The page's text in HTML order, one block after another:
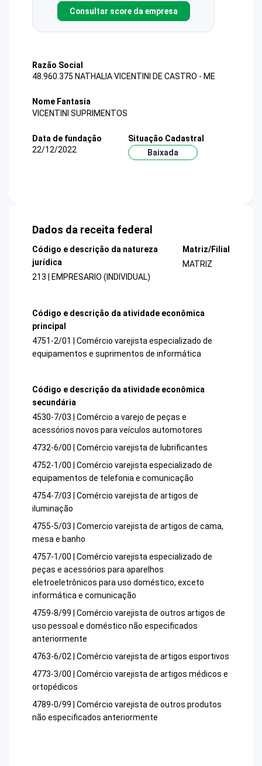
Consultar score da empresa
Razão Social
48.960.375 NATHALIA VICENTINI DE CASTRO - ME
Nome Fantasia
VICENTINI SUPRIMENTOS
Data de fundação
22/12/2022
Situação Cadastral
Baixada
Dados da receita federal
Código e descrição da natureza
jurídica
213 | EMPRESARIO (INDIVIDUAL)
Matriz/Filial
MATRIZ
Código e descrição da atividade econômica
principal
4751-2/01 | Comércio varejista especializado de
equipamentos e suprimentos de informática
Código e descrição da atividade econômica
secundária
4530-7/03 | Comércio a varejo de peças e
acessórios novos para veículos automotores
4732-6/00 | Comércio varejista de lubrificantes
4752-1/00 | Comércio varejista especializado de
equipamentos de telefonia e comunicação
4754-7/03 | Comércio varejista de artigos de
iluminação
4755-5/03 | Comercio varejista de artigos de cama,
mesa e banho
4757-1/00 | Comércio varejista especializado de
peças e acessórios para aparelhos
eletroeletrônicos para uso doméstico, exceto
informática e comunicação
4759-8/99 | Comércio varejista de outros artigos de
uso pessoal e doméstico não especificados
anteriormente
4763-6/02 | Comércio varejista de artigos esportivos
4773-3/00 | Comércio varejista de artigos médicos e
ortopédicos
4789-0/99 | Comércio varejista de outros produtos
não especificados anteriormente